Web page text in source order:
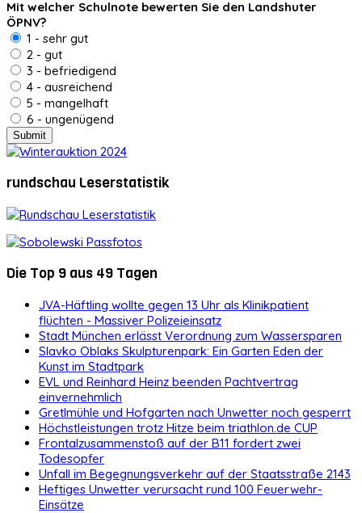
Mit welcher Schulnote bewerten Sie den Landshuter
ÖPNV?
1 - sehr gut
2 - gut
3 - befriedigend
4 - ausreichend
5 - mangelhaft
6 - ungenügend
rundschau Leserstatistik
Die Top 9 aus 49 Tagen
JVA-Häftling wollte gegen 13 Uhr als Klinikpatient
flüchten - Massiver Polizeieinsatz
Stadt München erlässt Verordnung zum Wassersparen
Slavko Oblaks Skulpturenpark: Ein Garten Eden der
Kunst im Stadtpark
EVL und Reinhard Heinz beenden Pachtvertrag
einvernehmlich
Gretlmühle und Hofgarten nach Unwetter noch gesperrt
Höchstleistungen trotz Hitze beim triathlon.de CUP
Frontalzusammenstoß auf der B11 fordert zwei
Todesopfer
Unfall im Begegnungsverkehr auf der Staatsstraße 2143
Heftiges Unwetter verursacht rund 100 Feuerwehr-
Einsätze